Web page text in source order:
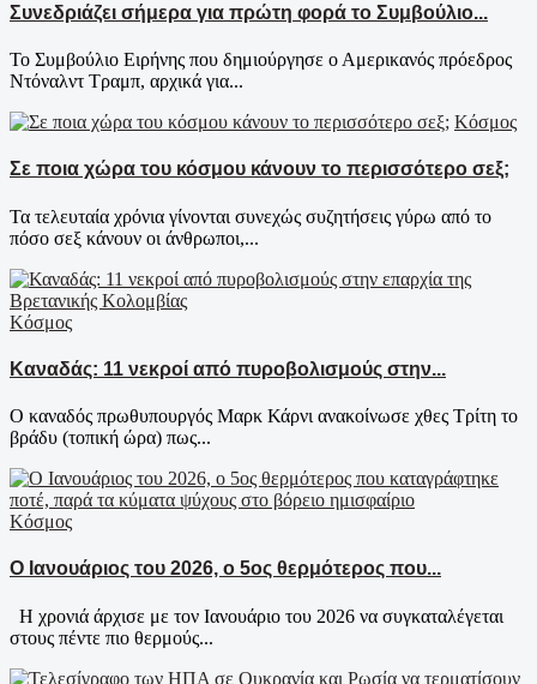
Συνεδριάζει σήμερα για πρώτη φορά το Συμβούλιο...
Το Συμβούλιο Ειρήνης που δημιούργησε ο Αμερικανός πρόεδρος
Ντόναλντ Τραμπ, αρχικά για...
Κόσμος
Σε ποια χώρα του κόσμου κάνουν το περισσότερο σεξ;
Τα τελευταία χρόνια γίνoνται συνεχώς συζητήσεις γύρω από το
πόσο σεξ κάνουν οι άνθρωποι,...
Κόσμος
Καναδάς: 11 νεκροί από πυροβολισμούς στην...
Ο καναδός πρωθυπουργός Μαρκ Κάρνι ανακοίνωσε χθες Τρίτη το
βράδυ (τοπική ώρα) πως...
Κόσμος
Ο Ιανουάριος του 2026, ο 5ος θερμότερος που...
Η χρονιά άρχισε με τον Ιανουάριο του 2026 να συγκαταλέγεται
στους πέντε πιο θερμούς...